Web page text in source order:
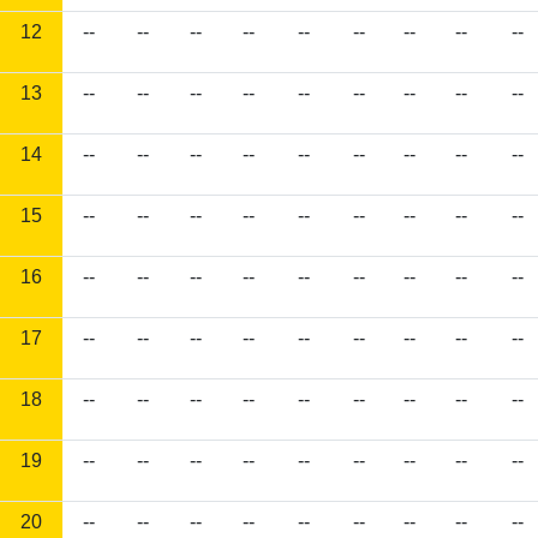
12 -- -- -- -- -- -- -- -- --
13 -- -- -- -- -- -- -- -- --
14 -- -- -- -- -- -- -- -- --
15 -- -- -- -- -- -- -- -- --
16 -- -- -- -- -- -- -- -- --
17 -- -- -- -- -- -- -- -- --
18 -- -- -- -- -- -- -- -- --
19 -- -- -- -- -- -- -- -- --
20 -- -- -- -- -- -- -- -- --